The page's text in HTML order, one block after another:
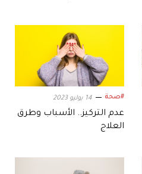
#صحة 14 يوليو 2023
عدم التركيز.. الأسباب وطرق
العلاج